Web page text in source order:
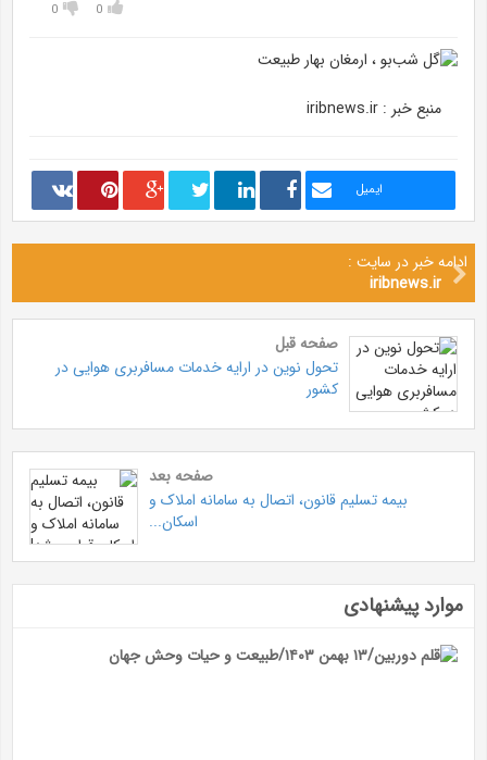
0
0
منبع خبر : iribnews.ir
ایمیل
ادامه خبر در سایت :
iribnews.ir
صفحه قبل
تحول نوین در ارایه خدمات مسافربری هوایی در
کشور
صفحه بعد
بیمه تسلیم قانون، اتصال به سامانه املاک و
اسکان...
موارد پیشنهادی